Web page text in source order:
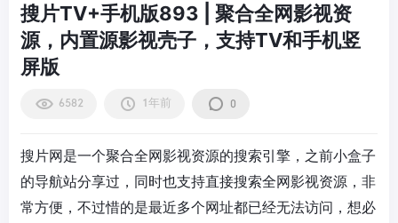
搜片TV+手机版893 | 聚合全网影视资
源，内置源影视壳子，支持TV和手机竖
屏版
6582 1年前 0
搜片网是一个聚合全网影视资源的搜索引擎，之前小盒子
的导航站分享过，同时也支持直接搜索全网影视资源，非
常方便，不过惜的是最近多个网址都已经无法访问，想必